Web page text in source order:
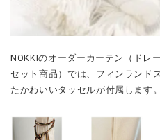
NOKKIのオーダーカーテン（ドレ
セット商品）では、フィンランド
たかわいいタッセルが付属します。